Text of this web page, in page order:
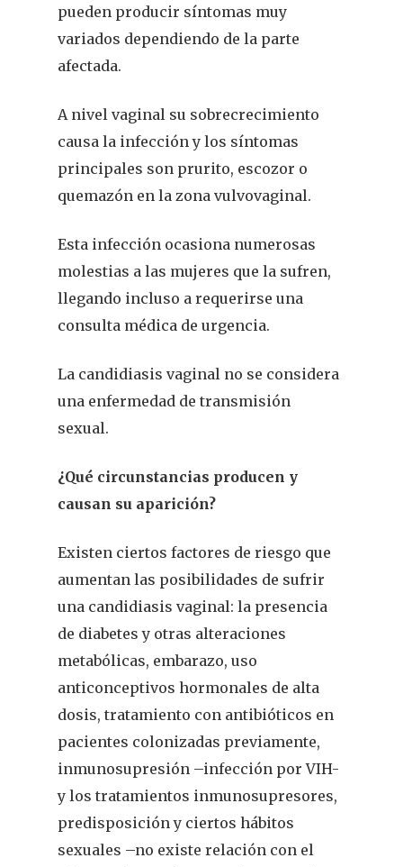
pueden producir síntomas muy
variados dependiendo de la parte
afectada.
A nivel vaginal su sobrecrecimiento
causa la infección y los síntomas
principales son prurito, escozor o
quemazón en la zona vulvovaginal.
Esta infección ocasiona numerosas
molestias a las mujeres que la sufren,
llegando incluso a requerirse una
consulta médica de urgencia.
La candidiasis vaginal no se considera
una enfermedad de transmisión
sexual.
¿Qué circunstancias producen y
causan su aparición?
Existen ciertos factores de riesgo que
aumentan las posibilidades de sufrir
una candidiasis vaginal: la presencia
de diabetes y otras alteraciones
metabólicas, embarazo, uso
anticonceptivos hormonales de alta
dosis, tratamiento con antibióticos en
pacientes colonizadas previamente,
inmunosupresión –infección por VIH-
y los tratamientos inmunosupresores,
predisposición y ciertos hábitos
sexuales –no existe relación con el